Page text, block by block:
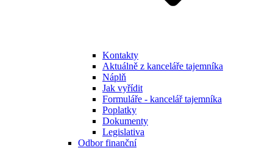
Kontakty
Aktuálně z kanceláře tajemníka
Náplň
Jak vyřídit
Formuláře - kancelář tajemníka
Poplatky
Dokumenty
Legislativa
Odbor finanční